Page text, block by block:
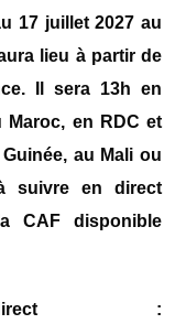
17 juillet 2027 au
lieu à partir de
Il sera 13h en
Maroc, en RDC et
au Mali ou
suivre en direct
CAF disponible
: